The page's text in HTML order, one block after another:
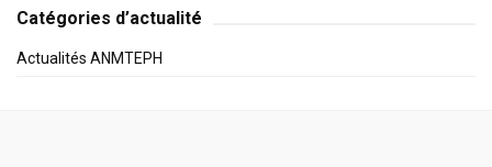
Catégories d’actualité
Actualités ANMTEPH